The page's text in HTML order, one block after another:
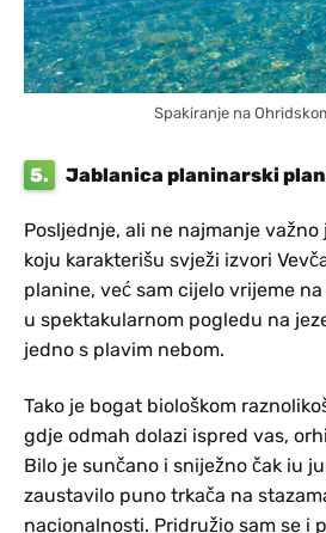
Spakiranje na
5. Jablanica planinarski
Posljednje, ali ne najmanje važno
koju karakterišu svježi izvori
planine, već sam cijelo vrijeme
u spektakularnom pogledu na
jedno s plavim nebom.
Tako je bogat biološkom
gdje odmah dolazi ispred vas,
Bilo je sunčano i sniježno čak iu
zaustavilo puno trkača na
nacionalnosti. Pridružio sam se i